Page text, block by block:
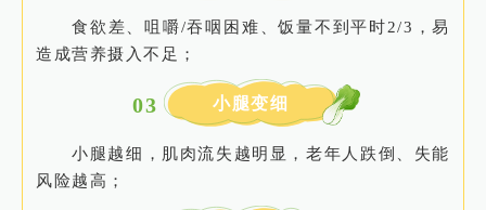
食欲差、咀嚼/吞咽困难、饭量不到平时2/3，易
造成营养摄入不足；
03 小腿变细
小腿越细，肌肉流失越明显，老年人跌倒、失能
风险越高；